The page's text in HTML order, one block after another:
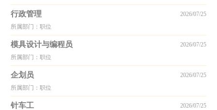
行政管理
所属部门：职位
2026/07/25
模具设计与编程员
所属部门：职位
2026/07/25
企划员
所属部门：职位
2026/07/25
针车工 2026/07/25